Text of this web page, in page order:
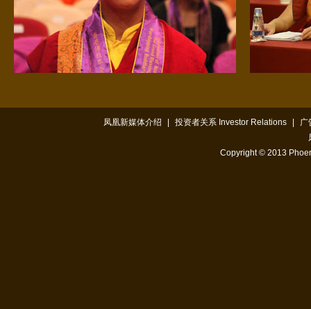
凤凰新媒体介绍 投资者关系 Investor Relations
广
Copyright © 2013